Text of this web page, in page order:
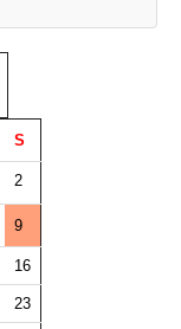
S
2
9
16
23